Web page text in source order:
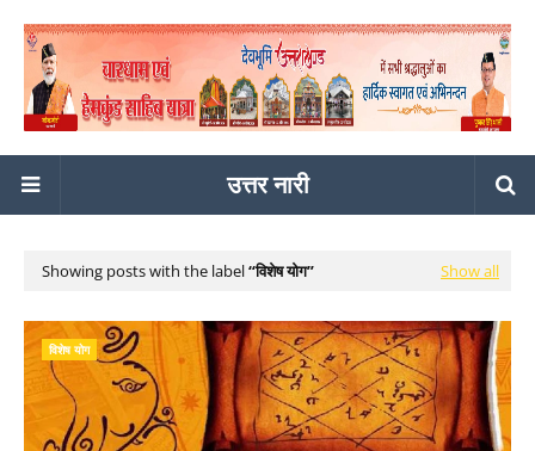
उत्तर नारी
Showing posts with the label विशेष योग Show all
विशेष योग